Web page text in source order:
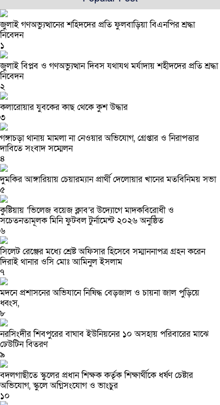
জুলাই গণঅভ্যুত্থানের শহিদদের প্রতি ফুলবাড়িয়া বিএনপির শ্রদ্ধা
নিবেদন
১
জুলাই বিপ্লব ও গণঅভ্যুত্থান দিবস যথাযথ মর্যাদায় শহীদদের প্রতি শ্রদ্ধা
নিবেদন
২
কলারোয়ার যুবকের কাছ থেকে কুশ উদ্ধার
৩
গঙ্গাচড়া থানায় মামলা না নেওয়ার অভিযোগ, গ্রেপ্তার ও নিরাপত্তার
দাবিতে সংবাদ সম্মেলন
৪
দুমকির আঙ্গারিয়ায় চেয়ারম্যান প্রার্থী দেলোয়ার খানের মতবিনিময় সভা
৫
কুষ্টিয়ায় ‘ভিলেজ বয়েজ ক্লাব’র উদ্যোগে মাদকবিরোধী ও
সচেতনতামূলক মিনি ফুটবল টুর্নামেন্ট ২০২৬ অনুষ্ঠিত
৬
সিলেট রেঞ্জের মধ্যে শ্রেষ্ট অফিসার হিসেবে সম্মাননাপত্র গ্রহন করেন
দিরাই থানার ওসি মোঃ আমিনুল ইসলাম
৭
মদনে প্রশাসনের অভিযানে নিষিদ্ধ বেড়জাল ও চায়না জাল পুড়িয়ে
ধ্বংস,
৮
নরসিংদীর শিবপুরের বাঘাব ইউনিয়নের ১০ অসহায় পরিবারের মাঝে
ঢেউটিন বিতরণ
৯
বদলগাছীতে স্কুলের প্রধান শিক্ষক কর্তৃক শিক্ষার্থীকে ধর্ষণ চেষ্টার
অভিযোগ, স্কুলে অগ্নিসংযোগ ও ভাংচুর
১০